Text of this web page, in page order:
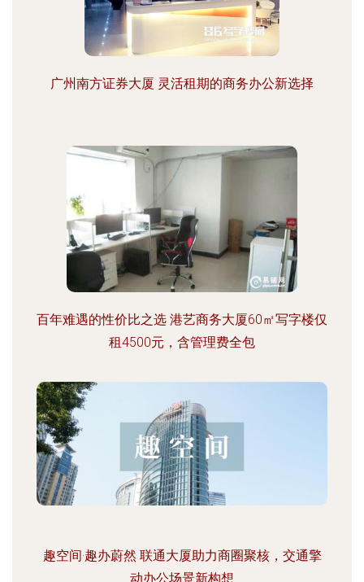
广州南方证券大厦 灵活租期的商务办公新选择
百年难遇的性价比之选 港艺商务大厦60㎡写字楼仅
租4500元，含管理费全包
趣空间·趣办蔚然 联通大厦助力商圈聚核，交通擎
动办公场景新构想